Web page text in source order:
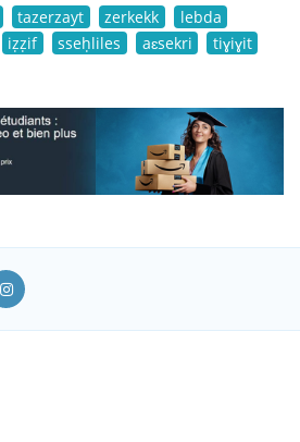
tazerzayt zerkekk
lebda
iẓẓif sseḥliles aɛsekri
tiɣiɣit